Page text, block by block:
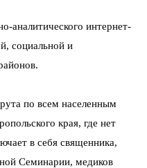
аналитического интернет-
социальной и
по всем населенным
края, где нет
в себя священника,
Семинарии, медиков